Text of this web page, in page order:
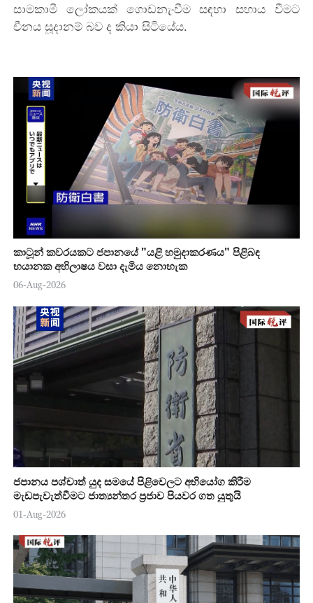
සාමකාමී ලෝකයක් ගොඩනැංවීම සඳහා සහාය වීමට
චීනය සූදානම් බව ද කියා සිටියේය.
කාටූන් කවරයකට ජපානයේ "යළි හමුදාකරණය" පිළිබඳ
භයානක අභිලාෂය වසා දැමිය නොහැක
06-Aug-2026
ජපානය පශ්චාත් යුද සමයේ පිළිවෙලට අභියෝග කිරීම
මැඩපැවැත්වීමට ජාත්‍යන්තර ප්‍රජාව පියවර ගත යුතුයි
01-Aug-2026